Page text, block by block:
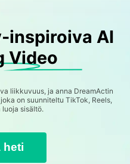
inspiroiva AI
Video
liikkuvuus, ja anna DreamActin
on suunniteltu TikTok, Reels,
luoja sisältö.
heti